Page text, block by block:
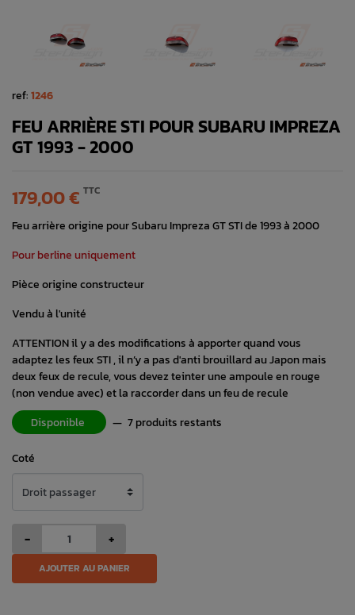
ref:1246
FEU ARRIÈRE STI POUR SUBARU IMPREZA
GT 1993 - 2000
179,00 € TTC
Feu arrière origine pour Subaru Impreza GT STI de 1993 à 2000
Pour berline uniquement
Pièce origine constructeur
Vendu à l'unité
ATTENTION il y a des modifications à apporter quand vous
adaptez les feux STI , il n’y a pas d'anti brouillard au Japon mais
deux feux de recule, vous devez teinter une ampoule en rouge
(non vendue avec) et la raccorder dans un feu de recule
Disponible
— 7 produits restants
Coté
- +
AJOUTER AU PANIER